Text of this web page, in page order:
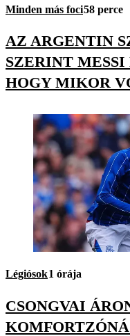
Minden más foci58 perce
AZ ARGENTIN
SZERINT
HOGY MIKOR
Légiósok1 órája
CSONGVAI